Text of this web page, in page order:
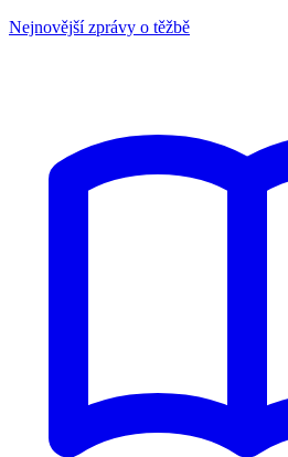
Nejnovější zprávy o těžbě